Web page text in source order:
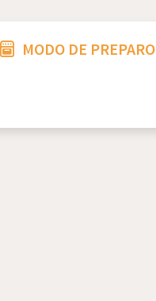
MODO DE PREPARO